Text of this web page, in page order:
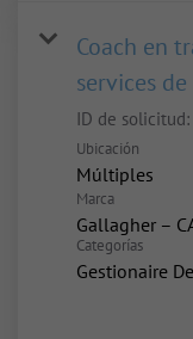
Coach en
services
ID de solicitud:
Ubicación
Múltiples
Marca
Gallagher –
Categorías
Gestionaire